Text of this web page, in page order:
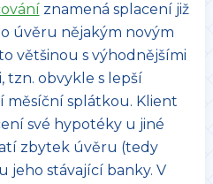
znamená splacení již
úvěru nějakým novým
většinou s výhodnějšími
tzn. obvykle s lepší
měsíční splátkou. Klient
své hypotéky u jiné
zbytek úvěru (tedy
stávající banky. V